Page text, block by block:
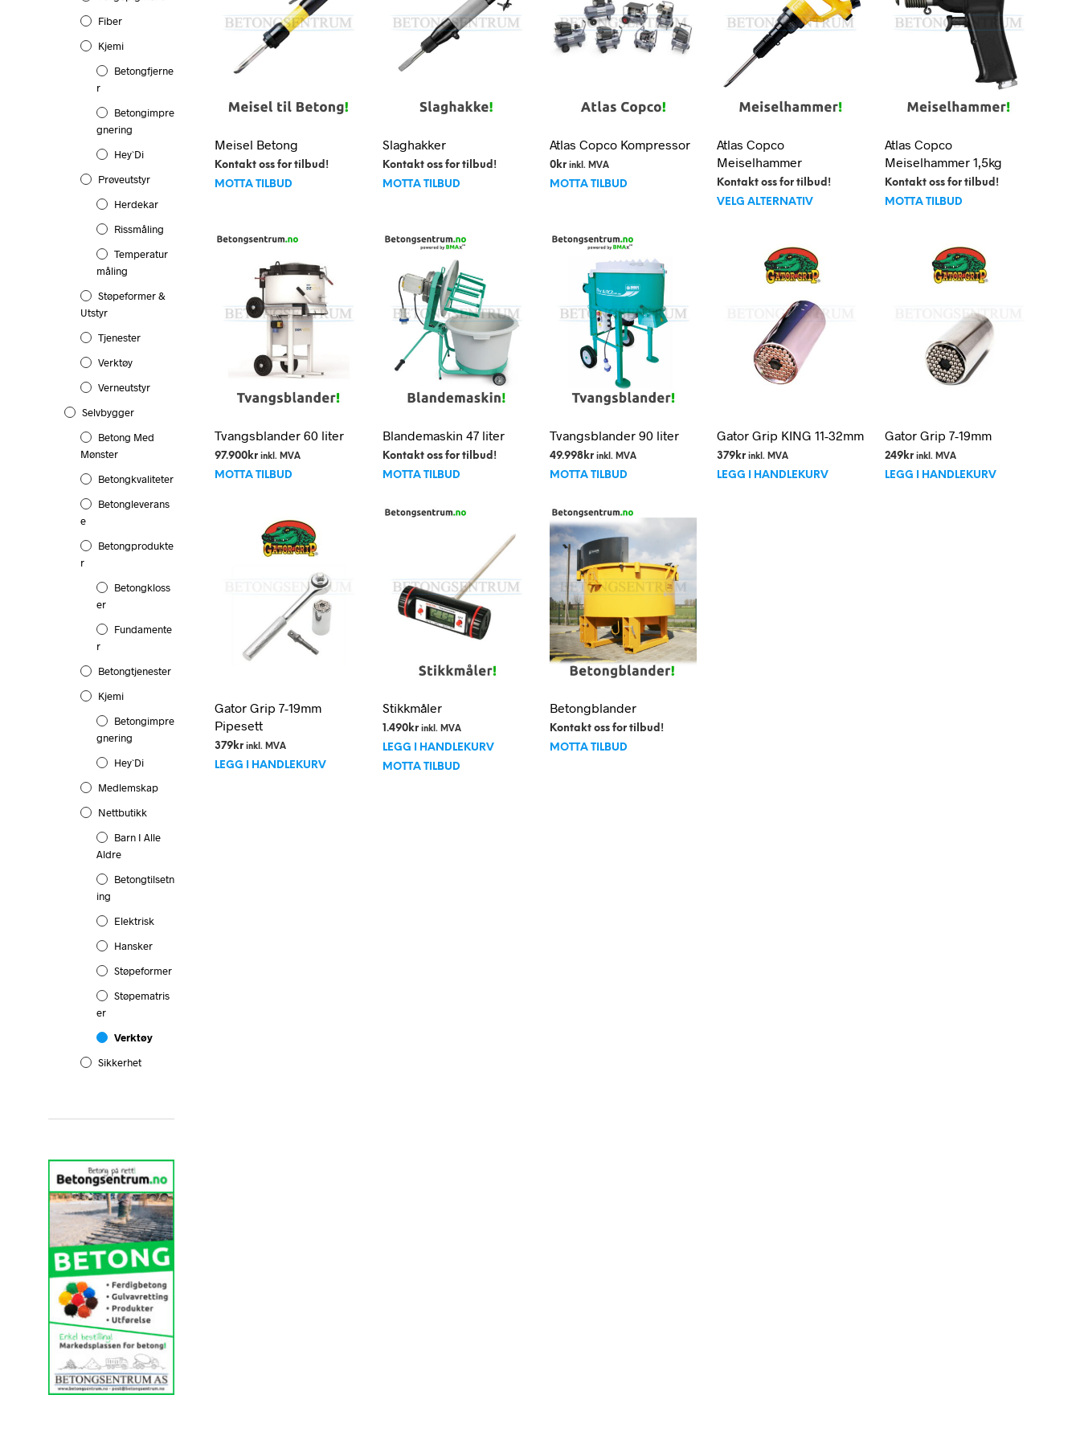
R
V
E
Fiber
Kjemi
Betongfjerne
R
Betongimpre
Gnering
Hey`di
Prøveutstyr
Herdekar
Rissmåling
Temperatur
Måling
Støpeformer &
Utstyr
Tjenester
Verktøy
Verneutstyr
Selvbygger
Betong Med
Mønster
Betongkvaliteter
Betongleverans
E
Betongprodukte
R
Betongkloss
Er
Fundamente
R
Betongtjenester
Kjemi
Betongimpre
Gnering
Hey`di
Medlemskap
Nettbutikk
Barn I Alle
Aldre
Betongtilsetn
Ing
Elektrisk
Hansker
Støpeformer
Støpematris
Er
Verktøy
Sikkerhet
Alternativene
kan
Alternativene
kan
Meisel Betong
Kontakt oss for tilbud!
MOTTA TILBUD
Slaghakker
Kontakt oss for tilbud!
MOTTA TILBUD
Atlas Copco Kompressor
0 kr inkl. MVA
MOTTA TILBUD
Atlas Copco
Meiselhammer
Kontakt oss for tilbud!
VELG ALTERNATIVDette
flere
varianter.
kan
velges
på
Atlas Copco
Meiselhammer 1,5kg
Kontakt oss for tilbud!
MOTTA TILBUD
Tvangsblander 60 liter
97.900 kr inkl. MVA
MOTTA TILBUD
Blandemaskin 47 liter
Kontakt oss for tilbud!
MOTTA TILBUD
Tvangsblander 90 liter
49.998 kr inkl. MVA
MOTTA TILBUD
Gator Grip KING 11-32mm
379 kr inkl. MVA
LEGG I HANDLEKURV
Gator Grip 7-19mm
249kr inkl. MVA
LEGG I HANDLEKURV
Gator Grip 7-19mm
Pipesett
379 kr inkl. MVA
LEGG I HANDLEKURV
Stikkmåler
1.490kr inkl. MVA
LEGG I HANDLEKURV
MOTTA TILBUD
Betongblander
Kontakt oss for tilbud!
MOTTA TILBUD